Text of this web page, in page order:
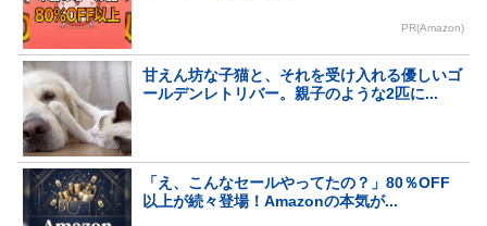
PR(Amazon)
甘えん坊な子猫と、それを受け入れる優しいゴ
ールデンレトリバー。親子のような2匹に...
「え、こんなセールやってたの？」80％OFF
以上が続々登場！Amazonの本気が...